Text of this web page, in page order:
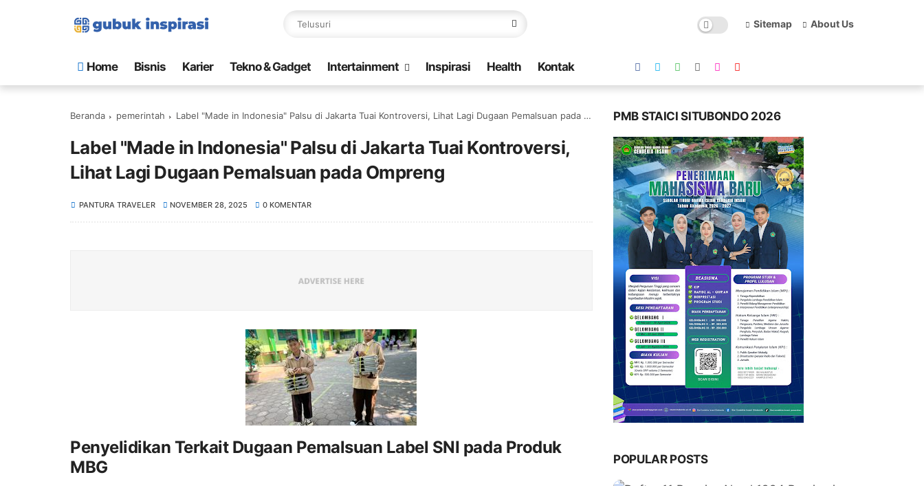
Sitemap About Us
Home Bisnis Karier Tekno & Gadget Intertainment Inspirasi Health Kontak
Beranda pemerintah Label "Made in Indonesia" Palsu di Jakarta Tuai Kontroversi, Lihat Lagi Dugaan Pemalsuan pada Ompreng
Label "Made in Indonesia" Palsu di Jakarta Tuai Kontroversi,
Lihat Lagi Dugaan Pemalsuan pada Ompreng
PANTURA TRAVELER NOVEMBER 28, 2025 0 KOMENTAR
Penyelidikan Terkait Dugaan Pemalsuan Label SNI pada Produk
MBG
PMB STAICI SITUBONDO 2026
POPULAR POSTS